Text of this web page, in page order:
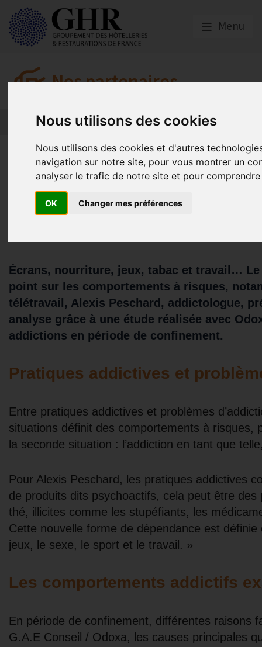
Nous utilisons des cookies
Nous utilisons des cookies et d'autres
navigation sur notre site, pour vous montrer un
analyser le trafic de notre site et pour
OK Changer mes préférences
Menu
Nos partenaires
L’actualité des partenaires Nos partenaires
Confinement et addictions :
risques
Écrans, nourriture, jeux, tabac et travail…
point sur les comportements à risques,
télétravail, Alexis Peschard, addictologue,
analyse grâce à une étude réalisée avec
addictions en période de confinement.
Pratiques addictives et
Entre pratiques addictives et problèmes
situations définit des comportements à risques,
la seconde situation : l’addiction en tant que
Pour Alexis Peschard, les pratiques addictives
de produits dits psychoactifs, cela peut être des
thé, illicites comme les stupéfiants, les
Cette nouvelle forme de dépendance est
jeux, le sexe, le sport et le travail. »
Les comportements addictifs
En période de confinement, différentes raisons
G.A.E Conseil / Odoxa, les causes principales